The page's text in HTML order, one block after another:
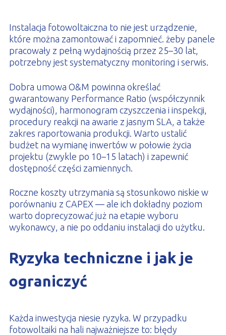
Instalacja fotowoltaiczna to nie jest urządzenie,
które można zamontować i zapomnieć. żeby panele
pracowały z pełną wydajnością przez 25–30 lat,
potrzebny jest systematyczny monitoring i serwis.
Dobra umowa O&M powinna określać
gwarantowany Performance Ratio (współczynnik
wydajności), harmonogram czyszczenia i inspekcji,
procedury reakcji na awarie z jasnym SLA, a także
zakres raportowania produkcji. Warto ustalić
budżet na wymianę inwertów w połowie życia
projektu (zwykle po 10–15 latach) i zapewnić
dostępność części zamiennych.
Roczne koszty utrzymania są stosunkowo niskie w
porównaniu z CAPEX — ale ich dokładny poziom
warto doprecyzować już na etapie wyboru
wykonawcy, a nie po oddaniu instalacji do użytku.
Ryzyka techniczne i jak je
ograniczyć
Każda inwestycja niesie ryzyka. W przypadku
fotowoltaiki na hali najważniejsze to: błędy